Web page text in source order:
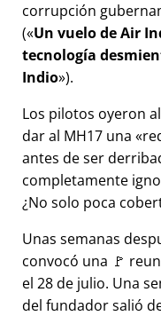
corrupción
( Un vuelo de Air
tecnología
Indio ).
Los pilotos oyeron
dar al MH17 una
antes de ser
completamente
¿No solo poca
Unas semanas
convocó una 🚩
el 28 de julio. Una
del fundador salió